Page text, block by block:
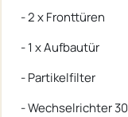
- 2 x Fronttüren
- 1 x Aufbautür
- Partikelfilter
- Wechselrichter